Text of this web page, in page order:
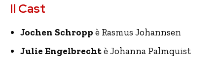
Il Cast
Jochen Schropp è Rasmus Johannsen
Julie Engelbrechtè Johanna Palmquist